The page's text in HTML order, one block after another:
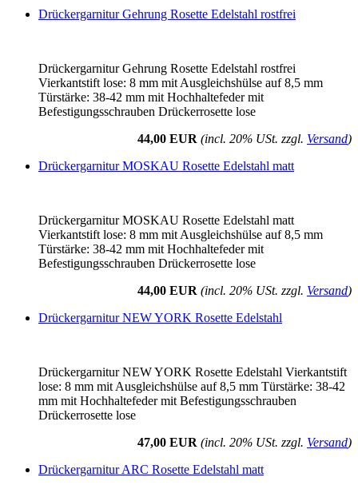
Drückergarnitur Gehrung Rosette Edelstahl rostfrei
Drückergarnitur Gehrung Rosette Edelstahl rostfrei
Vierkantstift lose: 8 mm mit Ausgleichshülse auf 8,5 mm
Türstärke: 38-42 mm mit Hochhaltefeder mit
Befestigungsschrauben Drückerrosette lose
44,00 EUR (incl. 20% USt. zzgl. Versand)
Drückergarnitur MOSKAU Rosette Edelstahl matt
Drückergarnitur MOSKAU Rosette Edelstahl matt
Vierkantstift lose: 8 mm mit Ausgleichshülse auf 8,5 mm
Türstärke: 38-42 mm mit Hochhaltefeder mit
Befestigungsschrauben Drückerrosette lose
44,00 EUR (incl. 20% USt. zzgl. Versand)
Drückergarnitur NEW YORK Rosette Edelstahl
Drückergarnitur NEW YORK Rosette Edelstahl Vierkantstift
lose: 8 mm mit Ausgleichshülse auf 8,5 mm Türstärke: 38-42
mm mit Hochhaltefeder mit Befestigungsschrauben
Drückerrosette lose
47,00 EUR (incl. 20% USt. zzgl. Versand)
Drückergarnitur ARC Rosette Edelstahl matt